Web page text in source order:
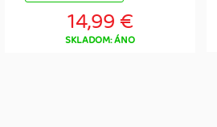
14,99 €
SKLADOM: ÁNO